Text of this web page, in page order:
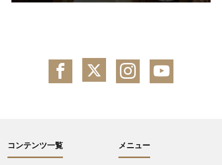
コンテンツ一覧 メニュー